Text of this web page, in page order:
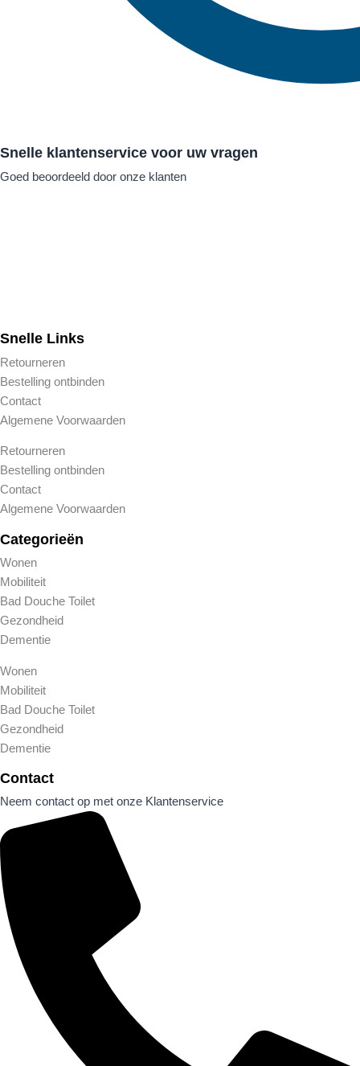
Snelle klantenservice voor uw vragen
Goed beoordeeld door onze klanten
Snelle Links
Retourneren
Bestelling ontbinden
Contact
Algemene Voorwaarden
Retourneren
Bestelling ontbinden
Contact
Algemene Voorwaarden
Categorieën
Wonen
Mobiliteit
Bad Douche Toilet
Gezondheid
Dementie
Wonen
Mobiliteit
Bad Douche Toilet
Gezondheid
Dementie
Contact
Neem contact op met onze Klantenservice